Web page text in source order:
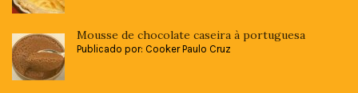
Mousse de chocolate caseira à portuguesa
Publicado por: Cooker Paulo Cruz